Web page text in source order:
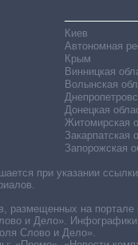
Киев
Автономная
Крым
Винницкая
Волынская
Донецкая
Житомирская
Закарпатская
Запорожская
при указании
на
и Дело».
Слово и Дело».